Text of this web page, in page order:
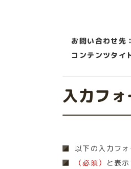
お問い合わせ先：
コンテンツタイ
入力フ
以下の入力フ
（必須） と表